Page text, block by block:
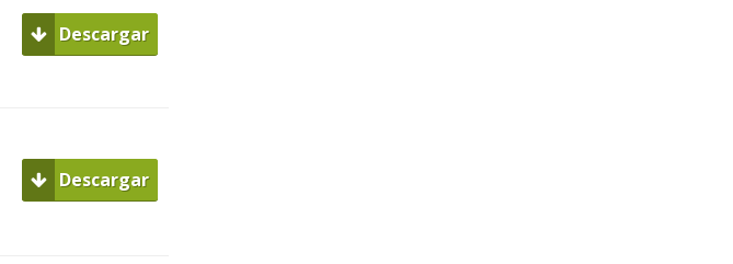
Descargar
Descargar